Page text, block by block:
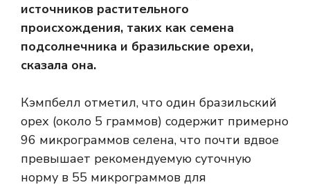
источников растительного
происхождения, таких как семена
подсолнечника и бразильские орехи,
сказала она.
Кэмпбелл отметил, что один бразильский
орех (около 5 граммов) содержит примерно
96 микрограммов селена, что почти вдвое
превышает рекомендуемую суточную
норму в 55 микрограммов для